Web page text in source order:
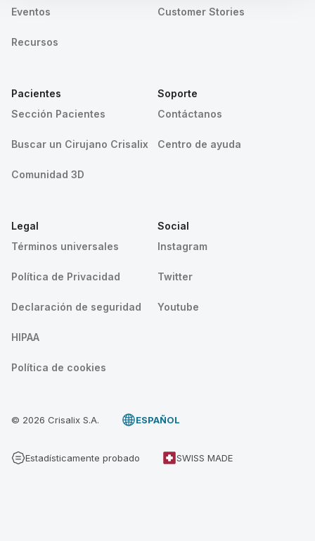
Eventos
Recursos
Customer Stories
Pacientes
Sección Pacientes
Buscar un Cirujano Crisalix
Comunidad 3D
Soporte
Contáctanos
Centro de ayuda
Legal
Términos universales
Política de Privacidad
Declaración de seguridad
HIPAA
Política de cookies
Social
Instagram
Twitter
Youtube
© 2026 Crisalix S.A. ESPAÑOL
Estadísticamente probado SWISS MADE